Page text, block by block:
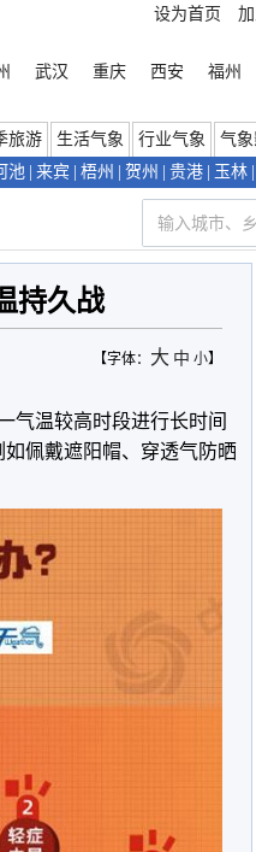
设为首页
武汉 重庆 西安 福州
旅游 生活气象 行业气象 气
池 来宾 梧州 贺州 贵港 玉林
持久战
【字体： 大 中 小】
气温较高时段进行长时间
佩戴遮阳帽、穿透气防晒